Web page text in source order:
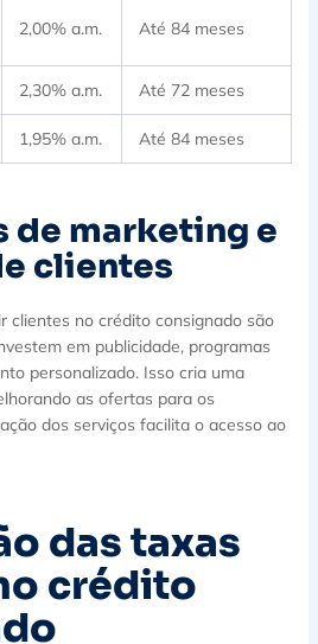
2,00% a.m. Até 84 meses
2,30% a.m. Até 72 meses
1,95% a.m. Até 84 meses
de marketing e
clientes
clientes no crédito consignado são
em publicidade, programas
personalizado. Isso cria uma
as ofertas para os
dos serviços facilita o acesso ao
das taxas
crédito